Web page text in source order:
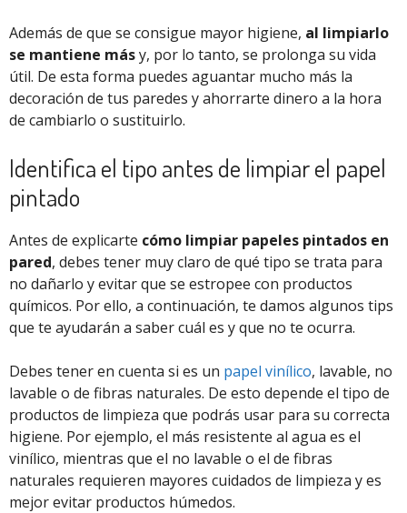
Además de que se consigue mayor higiene, al limpiarlo
se mantiene másy, por lo tanto, se prolonga su vida
útil. De esta forma puedes aguantar mucho más la
decoración de tus paredes y ahorrarte dinero a la hora
de cambiarlo o sustituirlo.
Identifica el tipo antes de limpiar el papel
pintado
Antes de explicarte cómo limpiar papeles pintados en
pared, debes tener muy claro de qué tipo se trata para
no dañarlo y evitar que se estropee con productos
químicos. Por ello, a continuación, te damos algunos tips
que te ayudarán a saber cuál es y que no te ocurra.
Debes tener en cuenta si es un papel vinílico, lavable, no
lavable o de fibras naturales. De esto depende el tipo de
productos de limpieza que podrás usar para su correcta
higiene. Por ejemplo, el más resistente al agua es el
vinílico, mientras que el no lavable o el de fibras
naturales requieren mayores cuidados de limpieza y es
mejor evitar productos húmedos.